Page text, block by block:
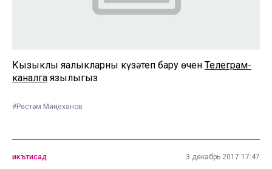
Кызыклы яңалыкларны күзәтеп бару өчен Телеграм-
каналга язылыгыз
#Рөстәм Миңнеханов
икътисад 3 декабрь 2017 17:47